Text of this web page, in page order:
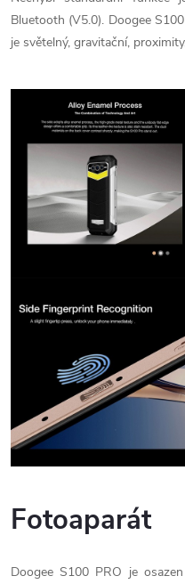
Bluetooth (V5.0). Doogee
je světelný, gravitační,
Fotoaparát
Doogee S100 PRO je